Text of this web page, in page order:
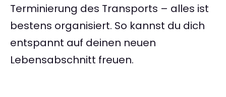
Terminierung des Transports – alles ist
bestens organisiert. So kannst du dich
entspannt auf deinen neuen
Lebensabschnitt freuen.